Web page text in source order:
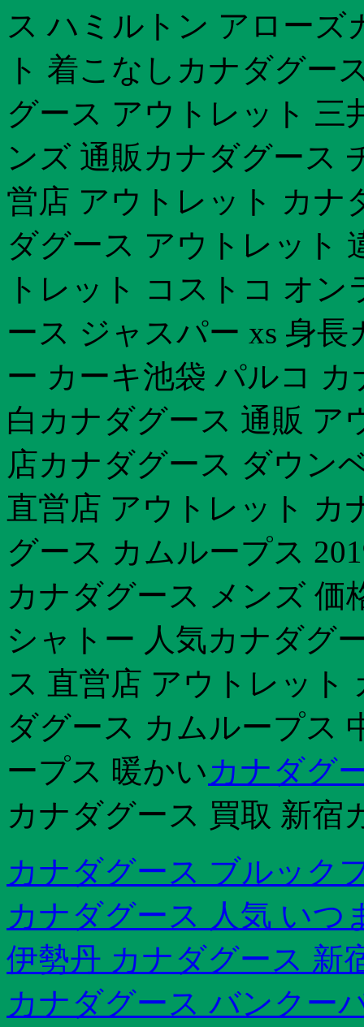
ス ハミルトン アロー
ト 着こなしカナダグー
グース アウトレット 三
ンズ 通販カナダグース
営店 アウトレット カナ
ダグース アウトレット
トレット コストコ オ
ース ジャスパー xs 身
ー カーキ池袋 パルコ
白カナダグース 通販 ア
店カナダグース ダウン
直営店 アウトレット カ
グース カムループス
カナダグース メンズ 価
シャトー 人気カナダグ
ス 直営店 アウトレット
ダグース カムループス
ープス 暖かいカナダグ
カナダグース 買取 新宿
カナダグース ブルック
カナダグース 人気 いつ
伊勢丹 カナダグース 新
カナダグース バンクー